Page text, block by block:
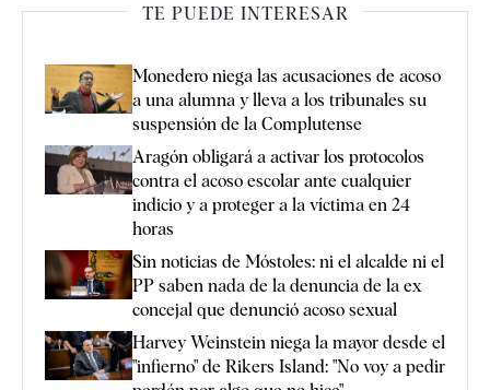
TE PUEDE INTERESAR
Monedero niega las acusaciones de acoso
a una alumna y lleva a los tribunales su
suspensión de la Complutense
Aragón obligará a activar los protocolos
contra el acoso escolar ante cualquier
indicio y a proteger a la víctima en 24
horas
Sin noticias de Móstoles: ni el alcalde ni el
PP saben nada de la denuncia de la ex
concejal que denunció acoso sexual
Harvey Weinstein niega la mayor desde el
"infierno" de Rikers Island: "No voy a pedir